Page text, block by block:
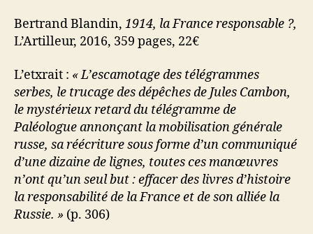
Bertrand Blandin, 1914, la France responsable ?,
L’Artilleur, 2016, 359 pages, 22€
L’etxrait : « L’escamotage des télégrammes
serbes, le trucage des dépêches de Jules Cambon,
le mystérieux retard du télégramme de
Paléologue annonçant la mobilisation générale
russe, sa réécriture sous forme d’un communiqué
d’une dizaine de lignes, toutes ces manœuvres
n’ont qu’un seul but : effacer des livres d’histoire
la responsabilité de la France et de son alliée la
Russie. » (p. 306)